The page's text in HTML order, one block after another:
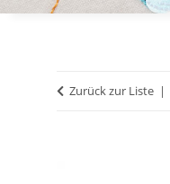
Zurück zur Liste